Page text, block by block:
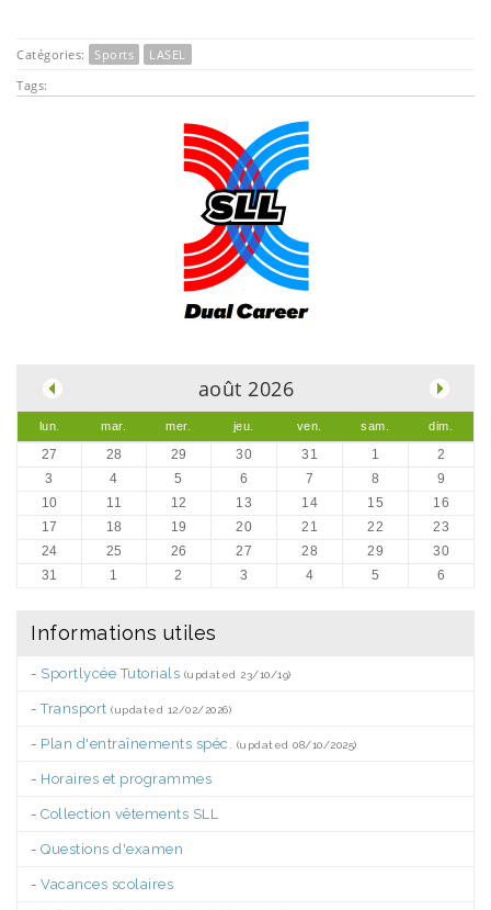
Catégories: Sports
LASEL
Tags:
août 2026
lun. mar. mer. jeu. ven. sam. dim.
27 28 29 30 31 1
2
3
4 5 6 7 8
9
10
11 12 13 14 15
16
17
18 19 20 21 22
23
24
25 26 27 28 29
30
31
1 2 3 4 5 6
Informations utiles
- Sportlycée Tutorials (updated 23/10/19)
-Transport (updated 12/02/2026)
- Plan d'entraînements spéc. (updated 08/10/2025)
- Horaires et programmes
- Collection vêtements SLL
- Questions d'examen
- Vacances scolaires